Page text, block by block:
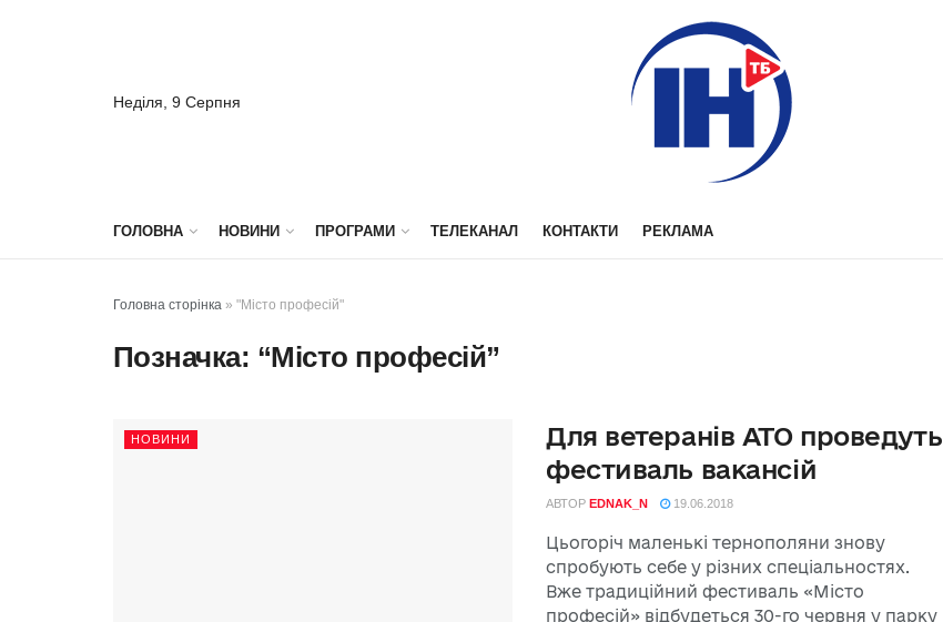
Неділя, 9 Серпня
ГОЛОВНА НОВИНИ ПРОГРАМИ ТЕЛЕКАНАЛ КОНТАКТИ РЕКЛАМА
Головна сторінка » "Місто професій"
Позначка: “Місто професій”
НОВИНИ
Для ветеранів АТО проведуть
фестиваль вакансій
АВТОР EDNAK_N 19.06.2018
Цьогоріч маленькі тернополяни знову
спробують себе у різних спеціальностях.
Вже традиційний фестиваль «Місто
професій» відбудеться 30-го червня у парку